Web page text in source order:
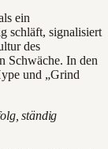
ein
schläft, signalisiert
des
Schwäche. In den
und „Grind
ständig